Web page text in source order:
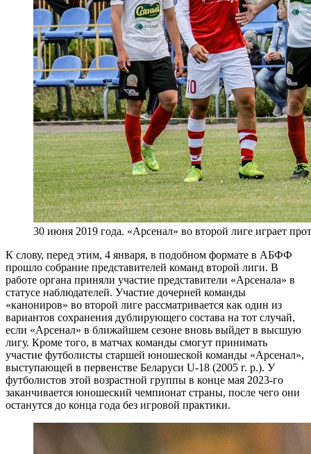
30 июня 2019 года. «Арсенал» во второй лиге играет
К слову, перед этим, 4 января, в подобном формате в АБФФ
прошло собрание представителей команд второй лиги. В
работе органа приняли участие представители «Арсенала» в
статусе наблюдателей. Участие дочерней команды
«канониров» во второй лиге рассматривается как один из
вариантов сохранения дублирующего состава на тот случай,
если «Арсенал» в ближайшем сезоне вновь выйдет в высшую
лигу. Кроме того, в матчах команды смогут принимать
участие футболисты старшей юношеской команды «Арсенал»,
выступающей в первенстве Беларуси U-18 (2005 г. р.). У
футболистов этой возрастной группы в конце мая 2023-го
заканчивается юношеский чемпионат страны, после чего они
останутся до конца года без игровой практики.